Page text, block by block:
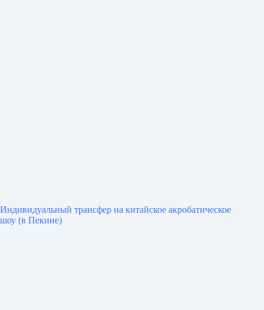
Индивидуальный трансфер на китайское акробатическое
шоу (в Пекине)